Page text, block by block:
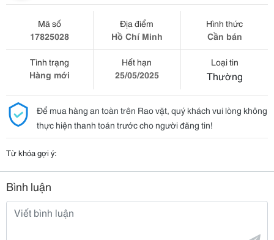
Mã số
17825028
Địa điểm
Hồ Chí Minh
Hình thức
Cần bán
Tình trạng
Hàng mới
Hết hạn
25/05/2025
Loại tin
Thường
Để mua hàng an toàn trên Rao vặt, quý khách vui lòng không
thực hiện thanh toán trước cho người đăng tin!
Từ khóa gợi ý:
Bình luận